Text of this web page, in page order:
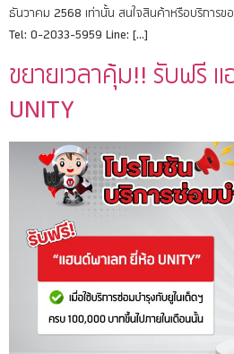
ธันวาคม 2568 เท่านั้น สนใจสินค้าหรือบริการขอ
Tel: 0-2033-5959 Line: […]
ขยายเวลาคุ้ม!! รับฟรี
UNITY